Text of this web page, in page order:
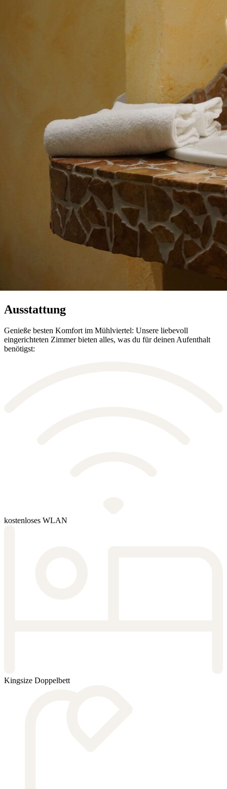
Ausstattung
Genieße besten Komfort im Mühlviertel: Unsere liebevoll
eingerichteten Zimmer bieten alles, was du für deinen Aufenthalt
benötigst:
kostenloses WLAN
Kingsize Doppelbett